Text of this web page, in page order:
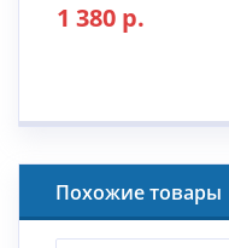
1 380 р.
Похожие товары